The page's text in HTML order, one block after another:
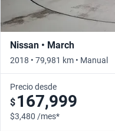
Nissan • March
2018 • 79,981 km • Manual
Precio desde
$ 167,999
$3,480 /mes*